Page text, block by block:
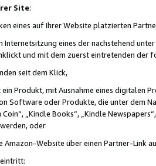
Site:
eines auf Ihrer Website platzierten
eines der nachstehend
und mit dem zuerst eintretenden der
seit dem Klick,
Produkt, mit Ausnahme eines digitalen
Software oder Produkte, die unter dem
„Kindle Books“, „Kindle
oder
Website über einen Partner-Link